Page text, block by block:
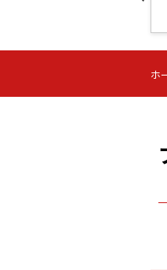
-
ホ